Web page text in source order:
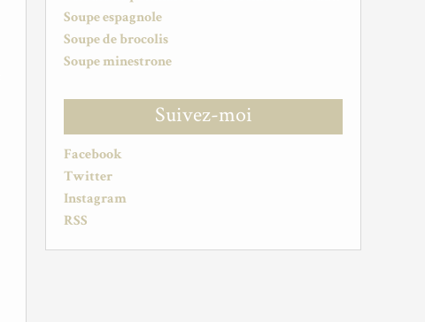
Soupe espagnole
Soupe de brocolis
Soupe minestrone
Suivez-moi
Facebook
Twitter
Instagram
RSS